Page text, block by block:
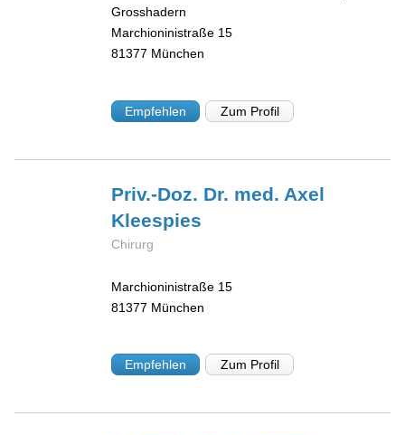
Grosshadern
Marchioninistraße 15
81377 München
Empfehlen Zum Profil
Priv.-Doz. Dr. med. Axel
Kleespies
Chirurg
Marchioninistraße 15
81377 München
Empfehlen Zum Profil